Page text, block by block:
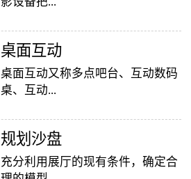
影像效果投射到地面，当参访着走
至投影区域时，通过系统识别，参
访者可以直接使用双脚或动作与投
效果就会随着你的脚步产生相应的
变幻。地面互动投影系统是集虚拟
互动投影项目，包括水波纹、翻
桌面互动
桌面互动又称多点吧台、互动数码
桌、互动...
投影桌面，让普通的吧台（桌面）
变成一个多媒体互动娱乐游戏消费
平台，图文并茂，形式新颖，令桌
​规划沙盘
充分利用展厅的现有条件，确定合